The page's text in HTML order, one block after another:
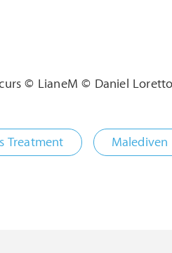
© LianeM © Daniel
Treatment Malediven